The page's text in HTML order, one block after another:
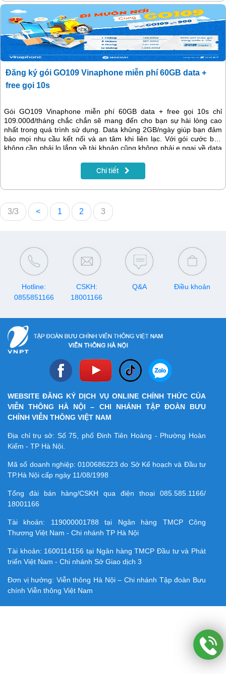
Đăng ký gói GO109 Vinaphone miễn phí 60GB data +
free gọi 10s
Gói GO109 Vinaphone miễn phí 60GB data + free gọi 10s chỉ
109.000đ/tháng chắc chắn sẽ mang đến cho bạn sự hài lòng cao
nhất trong quá trình sử dụng. Data khủng 2GB/ngày giúp bạn đảm
bảo mọi nhu cầu kết nối và an tâm khi liên lạc. Với gói cước bạn
không cần phải lo lắng về tài khoản cũng không phải e ngại về data
Chi tiết
3/3 < 1 2 3
Hotline:
0855851166
CSKH:
18001166
Q&A Điều khoản
WEBSITE ĐĂNG KÝ DỊCH VỤ ONLINE CHÍNH THỨC CỦA
VIỄN THÔNG HÀ NỘI – CHI NHÁNH TẬP ĐOÀN BƯU
CHÍNH VIỄN THÔNG VIỆT NAM
Địa chỉ trụ sở: Số 75, phố Đinh Tiên Hoàng - Phường Hoàn
Kiếm - TP Hà Nội.
Mã số doanh nghiệp:0100686223 do Sở Kế hoạch và Đầu tư
TP.Hà Nội cấp ngày 11/08/1998
Tổng đài bán hàng/CSKH qua điện thoại 085.585.1166/
18001166
Tài khoản: 119000001788 tại Ngân hàng TMCP Công
Thương Việt Nam - Chi nhánh TP Hà Nội
Tài khoản: 1600114156 tại Ngân hàng TMCP Ðầu tư và Phát
triển Việt Nam - Chi nhánh Sở Giao dịch 3
Đơn vị hưởng: Viễn thông Hà Nội – Chi nhánh Tập đoàn Bưu
chính Viễn thông Việt Nam